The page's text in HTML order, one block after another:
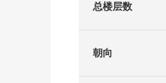
总楼层数
朝向